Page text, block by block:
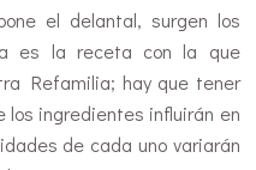
el delantal, surgen los
es la receta con la que
Refamilia; hay que tener
los ingredientes influirán en
de cada uno variarán